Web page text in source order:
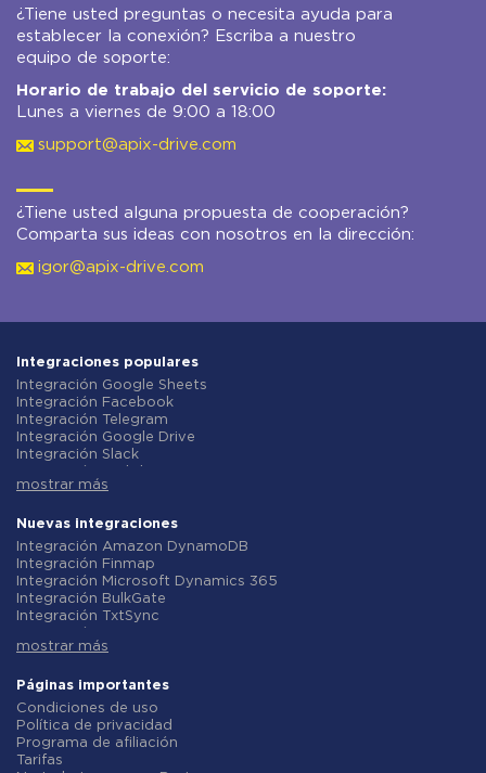
¿Tiene usted preguntas o necesita ayuda para
establecer la conexión? Escriba a nuestro
equipo de soporte:
Horario de trabajo del servicio de soporte:
Lunes a viernes de 9:00 a 18:00
support@apix-drive.com
¿Tiene usted alguna propuesta de cooperación?
Comparta sus ideas con nosotros en la dirección:
igor@apix-drive.com
Integraciones populares
Integración Google Sheets
Integración Facebook
Integración Telegram
Integración Google Drive
Integración Slack
Integración Gmail
Integración ClickUp
Integración Airtable
Integración Google Contacts
Integración OpenAI (ChatGPT)
Integración Instagram
Integración ActiveCampaign
Integración Typeform
Integración Salesforce CRM
Integración Notion
Integración AWeber
Integración Asana
Integración ZOHO CRM
Integración Webhooks
mostrar más
Nuevas integraciones
Integración Amazon DynamoDB
Integración Finmap
Integración Microsoft Dynamics 365
Integración BulkGate
Integración TxtSync
Integración Corezoid
Integración Instasent
Integración AtomPark
Integración TXTImpact
Integración Campaign Monitor
Integración CM.com
mostrar más
Páginas importantes
Condiciones de uso
Política de privacidad
Programa de afiliación
Tarifas